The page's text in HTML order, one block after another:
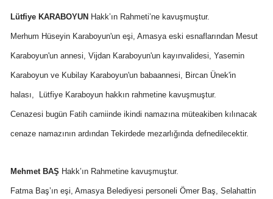
Lütfiye KARABOYUN Hakk’ın Rahmeti’ne kavuşmuştur.
Merhum Hüseyin Karaboyun'un eşi, Amasya eski esnaflarından Mesut
Karaboyun'un annesi, Vijdan Karaboyun'un kayınvalidesi, Yasemin
Karaboyun ve Kubilay Karaboyun'un babaannesi, Bircan Ünek'in
halası, Lütfiye Karaboyun hakkın rahmetine kavuşmuştur.
Cenazesi bugün Fatih camiinde ikindi namazına müteakiben kılınacak
cenaze namazının ardından Tekirdede mezarlığında defnedilecektir.
Mehmet BAŞ Hakk’ın Rahmetine kavuşmuştur.
Fatma Baş’ın eşi, Amasya Belediyesi personeli Ömer Baş, Selahattin